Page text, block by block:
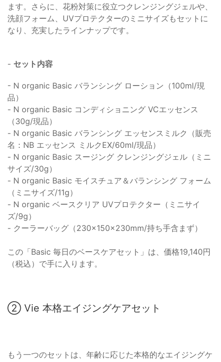
ます。さらに、花粉対策に役立つクレンジングジェルや、
洗顔フォーム、UVプロテクターのミニサイズもセットに
なり、充実したラインナップです。
- セット内容
- N organic Basic バランシング ローション（100ml/現
品）
- N organic Basic コンディショニング VCエッセンス
（30g/現品）
- N organic Basic バランシング エッセンスミルク（販売
名：NB エッセンス ミルクEX/60ml/現品）
- N organic Basic スージング クレンジングジェル（ミニ
サイズ/30g）
- N organic Basic モイスチュア＆バランシング フォーム
（ミニサイズ/11g）
- N organic ベースクリア UVプロテクター（ミニサイ
ズ/9g）
- クーラーバッグ（230×150×230mm/持ち手含まず）
この「Basic 毎日のベースケアセット」は、価格19,140円
（税込）で手に入ります。
② Vie 本格エイジングケアセット
もう一つのセットは、年齢に応じた本格的なエイジングケ